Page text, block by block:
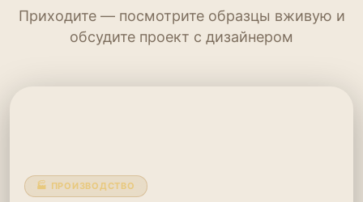
Приходите — посмотрите образцы вживую и
обсудите проект с дизайнером
🏭 ПРОИЗВОДСТВО